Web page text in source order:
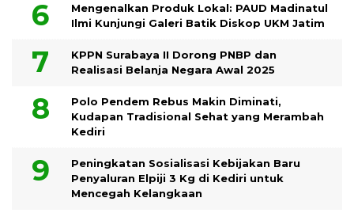
Mengenalkan Produk Lokal: PAUD Madinatul
Ilmi Kunjungi Galeri Batik Diskop UKM Jatim
KPPN Surabaya II Dorong PNBP dan
Realisasi Belanja Negara Awal 2025
Polo Pendem Rebus Makin Diminati,
Kudapan Tradisional Sehat yang Merambah
Kediri
Peningkatan Sosialisasi Kebijakan Baru
Penyaluran Elpiji 3 Kg di Kediri untuk
Mencegah Kelangkaan